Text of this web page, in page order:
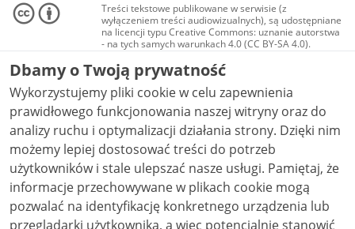
Treści tekstowe publikowane w serwisie (z
wyłączeniem treści audiowizualnych), są udostępniane
na licencji typu Creative Commons: uznanie autorstwa
- na tych samych warunkach 4.0 (CC BY-SA 4.0).
Materiały audiowizualne, w tym zdjęcia, materiały
audio i wideo, są udostępniane na licencji typu
Creative Commons: uznanie autorstwa użycie
niekomercyjne - bez utworów zależnych 4.0 (CC BY-
NC-ND 4.0), o ile nie jest to stwierdzone inaczej.
Dbamy o Twoją prywatność
Wykorzystujemy pliki cookie w celu zapewnienia
prawidłowego funkcjonowania naszej witryny oraz do
analizy ruchu i optymalizacji działania strony. Dzięki nim
możemy lepiej dostosować treści do potrzeb
użytkowników i stale ulepszać nasze usługi. Pamiętaj, że
informacje przechowywane w plikach cookie mogą
pozwalać na identyfikację konkretnego urządzenia lub
przeglądarki użytkownika, a więc potencjalnie stanowić